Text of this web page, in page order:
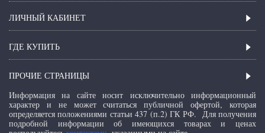
ЛИЧНЫЙ КАБИНЕТ
ГДЕ КУПИТЬ
ПРОЧИЕ СТРАНИЦЫ
Информация на сайте носит исключительно информационный
характер и не может считаться публичной офертой, которая
определяется положениями статьи 437 (п.2) ГК РФ. Для получения
подробной информации об имеющихся товарах и ценах